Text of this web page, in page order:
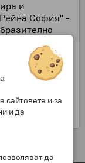
и
София" -
"Тисен
изкуството
в града,
на френския
София"
»
сайтовете и за
и да
да